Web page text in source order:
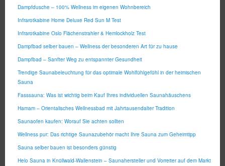
Dampfdusche – 100% Wellness im eigenen Wohnbereich
Infrarotkabine Home Deluxe Red Sun M Test
Infrarotkabine Oslo Flächenstrahler & Hemlockholz Test
Dampfbad selber bauen – Wellness der besonderen Art für zu hause
Dampfbad – Sanfter Weg zu entspannter Gesundheit
Trendige Saunabeleuchtung für das optimale Wohlfühlgefühl in der heimischen
Sauna
Fasssauna: Was ist wichtig beim Kauf Ihres individuellen Saunahäuschens
Hamam – Orientalisches Wellnessbad mit Jahrtausendalter Tradition
Saunaofen kaufen: Worauf Sie achten sollten
Wellness pur: Das richtige Saunazubehör macht Ihre Sauna zum Geheimtipp
Sauna selber bauen ist besonders günstig
Helo Sauna in Knüllwald-Wallenstein – Saunahersteller und Vorreiter auf dem Markt